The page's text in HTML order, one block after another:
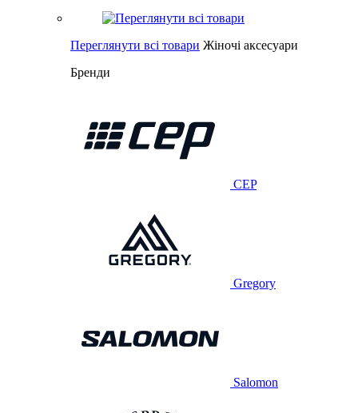
Переглянути всі товари Жіночі аксесуари
Бренди
CEP
Gregory
Salomon